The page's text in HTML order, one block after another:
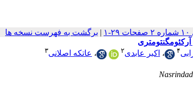
| برگشت به فهرست نسخه ها
۴ ، اکبر عابدی۲ ، عاتکه اصلانی۳